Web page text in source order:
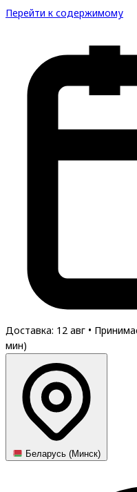
Перейти к содержимому
Доставка: 12 авг •
мин)
Беларусь (Минск)